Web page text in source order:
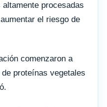
procesadas
el riesgo de
comenzaron a
proteínas vegetales